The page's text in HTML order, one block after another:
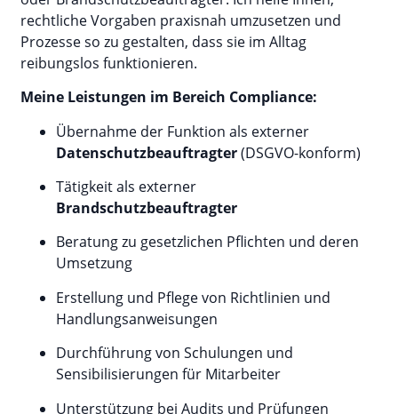
rechtliche Vorgaben praxisnah umzusetzen und
Prozesse so zu gestalten, dass sie im Alltag
reibungslos funktionieren.
Meine Leistungen im Bereich Compliance:
Übernahme der Funktion als externer
Datenschutzbeauftragter(DSGVO-konform)
Tätigkeit als externer
Brandschutzbeauftragter
Beratung zu gesetzlichen Pflichten und deren
Umsetzung
Erstellung und Pflege von Richtlinien und
Handlungsanweisungen
Durchführung von Schulungen und
Sensibilisierungen für Mitarbeiter
Unterstützung bei Audits und Prüfungen